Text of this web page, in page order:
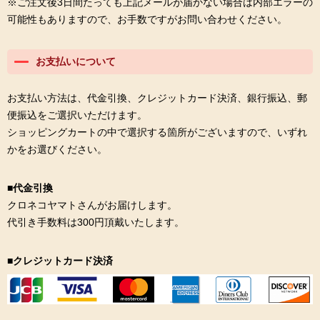
可能性もありますので、お手数ですがお問い合わせください。
お支払いについて
お支払い方法は、代金引換、クレジットカード決済、銀行振込、郵
便振込をご選択いただけます。
ショッピングカートの中で選択する箇所がございますので、いずれ
かをお選びください。
■代金引換
クロネコヤマトさんがお届けします。
代引き手数料は300円頂戴いたします。
■クレジットカード決済